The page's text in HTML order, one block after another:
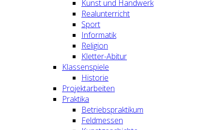
Kunst und Handwerk
Realunterricht
Sport
Informatik
Religion
Kletter-Abitur
Klassenspiele
Historie
Projektarbeiten
Praktika
Betriebspraktikum
Feldmessen